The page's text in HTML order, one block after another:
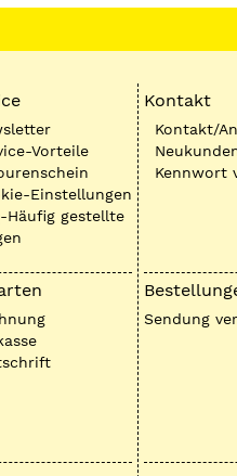
Vorteile
Einstellungen
Häufig gestellte
Kontakt
Kontakt/
Kennwort
Sendung